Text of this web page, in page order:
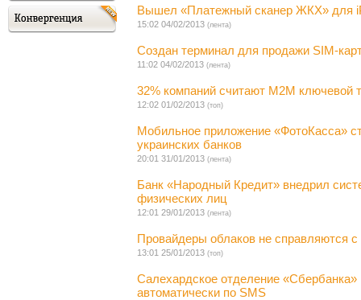
Вышел «Платежный сканер ЖКХ» для
15:02 04/02/2013 (лента)
Создан терминал для продажи SIM-
11:02 04/02/2013 (лента)
32% компаний считают М2М ключевой
12:02 01/02/2013 (топ)
Мобильное приложение «ФотоКасса»
украинских банков
20:01 31/01/2013 (лента)
Банк «Народный Кредит» внедрил
физических лиц
12:01 29/01/2013 (лента)
Провайдеры облаков не справляются
13:01 25/01/2013 (топ)
Салехардское отделение
автоматически по SMS